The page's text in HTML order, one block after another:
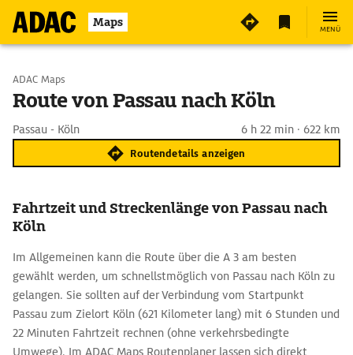
Maps MENÜ
Start wählen
ADAC Maps
Route von Passau nach Köln
Passau - Köln 6 h 22 min · 622 km
Routendetails anzeigen
Fahrtzeit und Streckenlänge von Passau nach
Köln
Im Allgemeinen kann die Route über die A 3 am besten
gewählt werden, um schnellstmöglich von Passau nach Köln zu
gelangen. Sie sollten auf der Verbindung vom Startpunkt
Passau zum Zielort Köln (621 Kilometer lang) mit 6 Stunden und
22 Minuten Fahrtzeit rechnen (ohne verkehrsbedingte
Umwege). Im ADAC Maps Routenplaner lassen sich direkt